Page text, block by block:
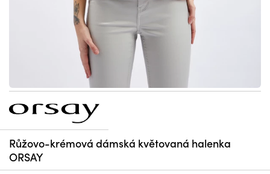
Růžovo-krémová dámská květovaná halenka
ORSAY